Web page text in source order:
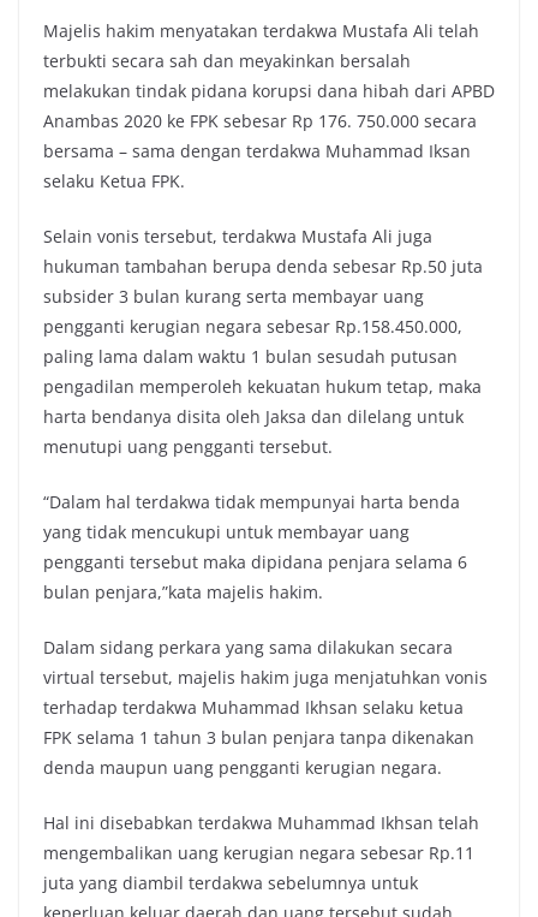
Majelis hakim menyatakan terdakwa Mustafa Ali telah
terbukti secara sah dan meyakinkan bersalah
melakukan tindak pidana korupsi dana hibah dari APBD
Anambas 2020 ke FPK sebesar Rp 176. 750.000 secara
bersama – sama dengan terdakwa Muhammad Iksan
selaku Ketua FPK.
Selain vonis tersebut, terdakwa Mustafa Ali juga
hukuman tambahan berupa denda sebesar Rp.50 juta
subsider 3 bulan kurang serta membayar uang
pengganti kerugian negara sebesar Rp.158.450.000,
paling lama dalam waktu 1 bulan sesudah putusan
pengadilan memperoleh kekuatan hukum tetap, maka
harta bendanya disita oleh Jaksa dan dilelang untuk
menutupi uang pengganti tersebut.
“Dalam hal terdakwa tidak mempunyai harta benda
yang tidak mencukupi untuk membayar uang
pengganti tersebut maka dipidana penjara selama 6
bulan penjara,”kata majelis hakim.
Dalam sidang perkara yang sama dilakukan secara
virtual tersebut, majelis hakim juga menjatuhkan vonis
terhadap terdakwa Muhammad Ikhsan selaku ketua
FPK selama 1 tahun 3 bulan penjara tanpa dikenakan
denda maupun uang pengganti kerugian negara.
Hal ini disebabkan terdakwa Muhammad Ikhsan telah
mengembalikan uang kerugian negara sebesar Rp.11
juta yang diambil terdakwa sebelumnya untuk